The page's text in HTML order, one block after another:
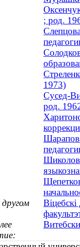
; род.
1973)
Сусед-
род.